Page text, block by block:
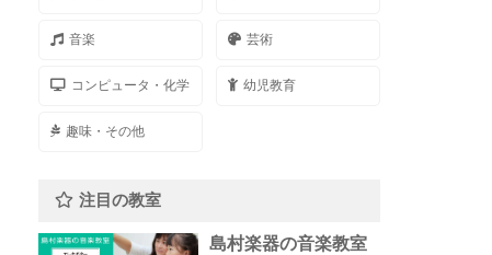
音楽 芸術
コンピュータ・化学 幼児教育
趣味・その他
注目の教室
島村楽器の音楽教室